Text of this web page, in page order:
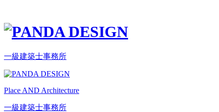
一級建築士事務所
Place AND Architecture
一級建築士事務所